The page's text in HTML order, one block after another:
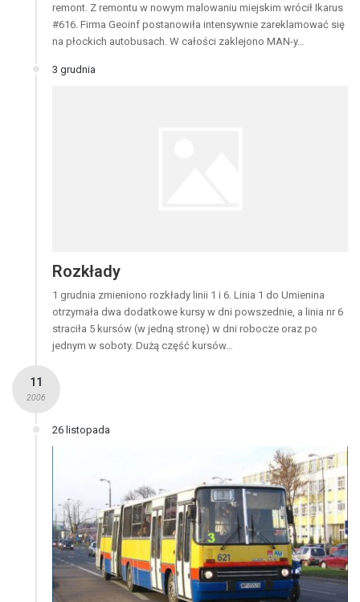
remont. Z remontu w nowym malowaniu miejskim wrócił Ikarus
#616. Firma Geoinf postanowiła intensywnie zareklamować się
na płockich autobusach. W całości zaklejono MAN-y…
3 grudnia
Rozkłady
1 grudnia zmieniono rozkłady linii 1 i 6. Linia 1 do Umienina
otrzymała dwa dodatkowe kursy w dni powszednie, a linia nr 6
straciła 5 kursów (w jedną stronę) w dni robocze oraz po
jednym w soboty. Dużą część kursów…
11
2006
26 listopada